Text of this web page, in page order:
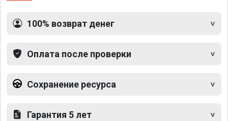
100% возврат денег
Оплата после проверки
Сохранение ресурса
Гарантия 5 лет